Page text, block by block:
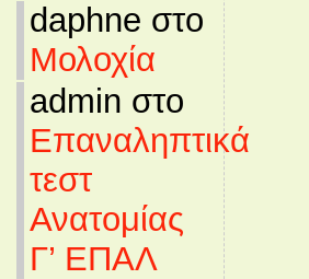
daphne στο
Μολοχία
admin στο
Επαναληπτικά
τεστ
Ανατομίας
Γ’ ΕΠΑΛ